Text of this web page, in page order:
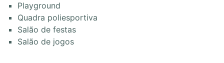
Playground
Quadra poliesportiva
Salão de festas
Salão de jogos